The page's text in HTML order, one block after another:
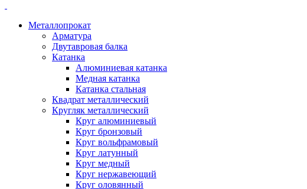
Металлопрокат
Арматура
Двутавровая балка
Катанка
Алюминиевая катанка
Медная катанка
Катанка стальная
Квадрат металлический
Кругляк металлический
Круг алюминиевый
Круг бронзовый
Круг вольфрамовый
Круг латунный
Круг медный
Круг нержавеющий
Круг оловянный